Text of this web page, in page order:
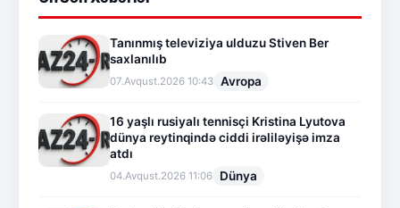
Tanınmış televiziya ulduzu Stiven Ber
saxlanılıb
07.Avqust.2026 10:43 Avropa
16 yaşlı rusiyalı tennisçi Kristina Lyutova
dünya reytinqində ciddi irəliləyişə imza
atdı
04.Avqust.2026 11:06 Dünya